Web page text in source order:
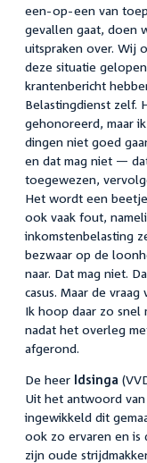
een-op-een van
gevallen gaat, doen
uitspraken over. Wij
deze situatie
krantenbericht
Belastingdienst zelf.
gehonoreerd, maar
dingen niet goed
en dat mag niet —
toegewezen,
Het wordt een
ook vaak fout,
inkomstenbelasting
bezwaar op de
naar. Dat mag niet.
casus. Maar de
Ik hoop daar zo
nadat het overleg
afgerond.
De heer Idsinga
Uit het antwoord
ingewikkeld dit
ook zo ervaren en is
zijn oude